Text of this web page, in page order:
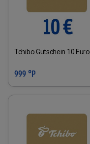
Tchibo Gutschein 10 Euro
999 °P